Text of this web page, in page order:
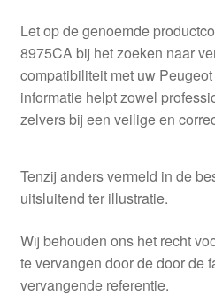
Let op de genoemde
8975CA bij het zoeken naar
compatibiliteit met uw
informatie helpt zowel
zelvers bij een veilige en
Tenzij anders vermeld in de
uitsluitend ter illustratie.
Wij behouden ons het recht
te vervangen door de door de
vervangende referentie.